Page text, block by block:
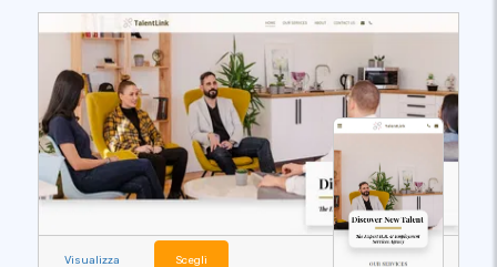
Visualizza Scegli